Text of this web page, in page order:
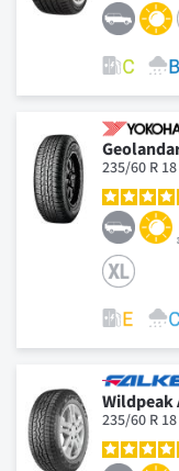
235/60 R
Wildpeak
235/60 R